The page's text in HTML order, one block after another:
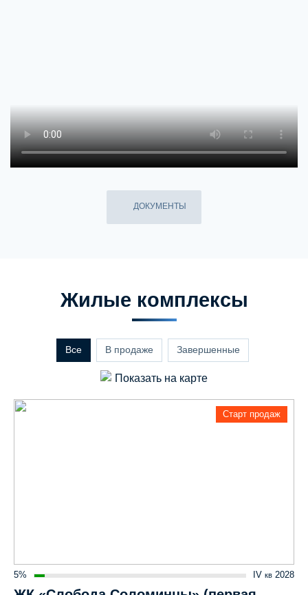
ДОКУМЕНТЫ
Жилые комплексы
Все В продаже Завершенные
Показать на карте
Старт продаж
5% IV кв 2028